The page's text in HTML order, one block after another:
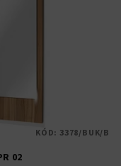
02
KÓD: 3378/BUK/B